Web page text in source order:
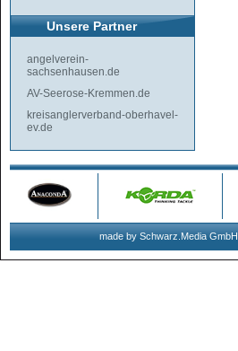
Unsere Partner
angelverein-
sachsenhausen.de
AV-Seerose-Kremmen.de
kreisanglerverband-oberhavel-
ev.de
made by Schwarz.Media GmbH